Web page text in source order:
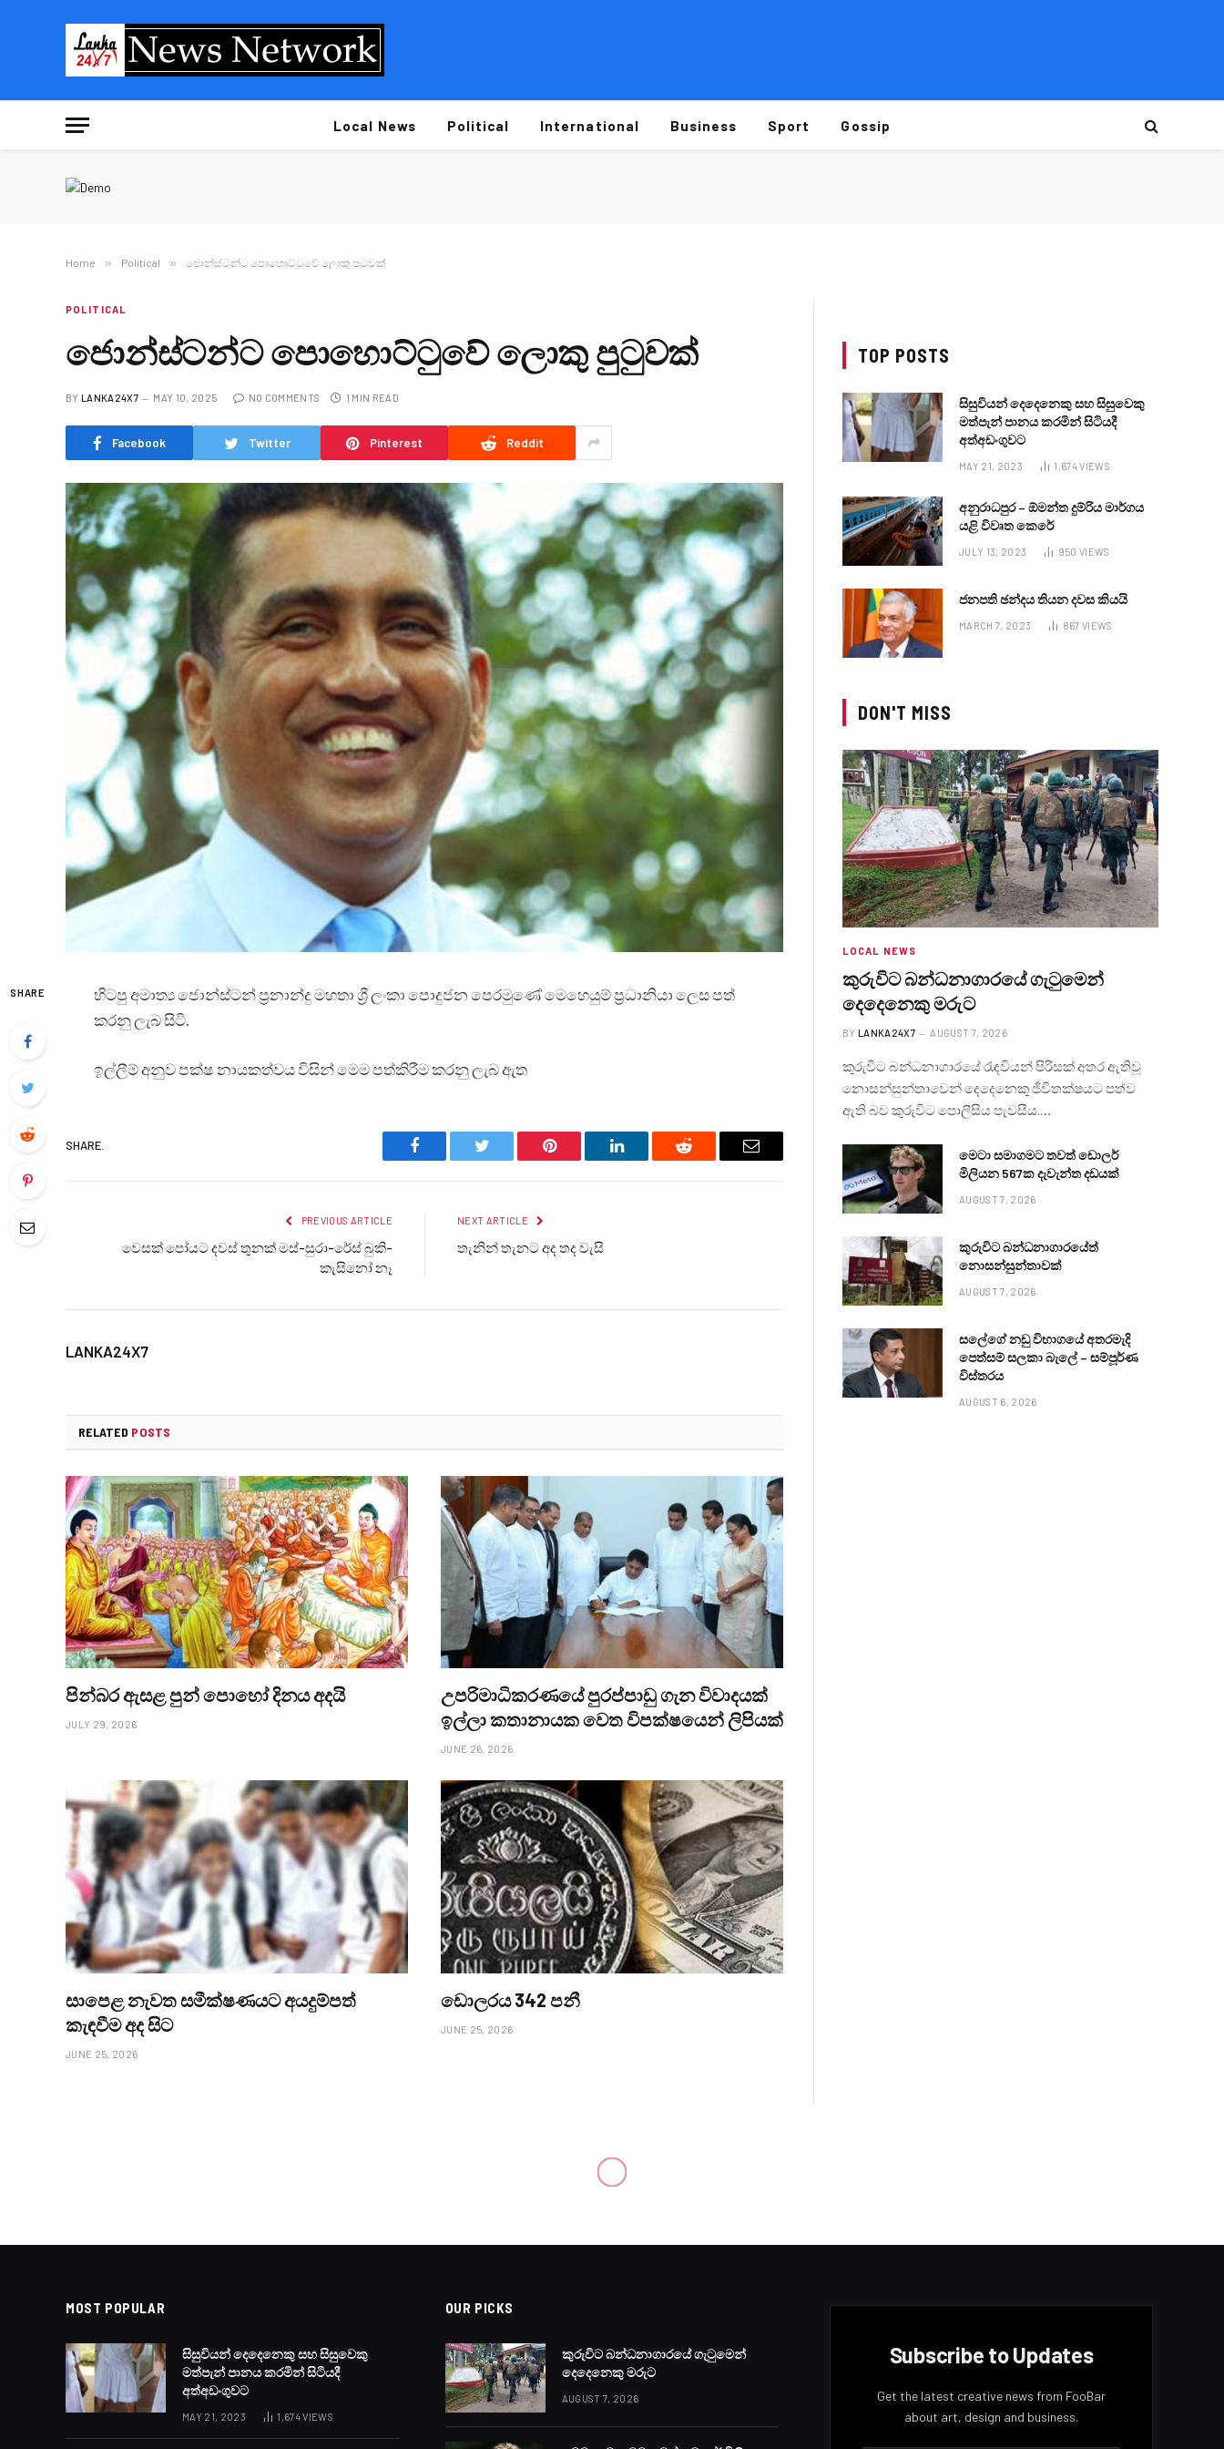
Local News Political International Business Sport Gossip
Home » Political » ජොන්ස්ටන්ට පොහොට්ටුවේ ලොකු පුටුවක්
POLITICAL
ජොන්ස්ටන්ට පොහොට්ටුවේ ලොකු පුටුවක්
BY LANKA24X7 MAY 10, 2025 NO COMMENTS 1 MIN READ
Facebook Twitter Pinterest Reddit
SHARE
හිටපු අමාත්‍ය ජොන්ස්ටන් ප්‍රනාන්දු මහතා ශ්‍රී ලංකා පොදුජන පෙරමුණේ මෙහෙයුම් ප්‍රධානියා ලෙස පත්
කරනු ලැබ සිටි.
ඉල්ලීම් අනුව පක්ෂ නායකත්වය විසින් මෙම පත්කිරීම කරනු ලැබ ඇත
SHARE.
Facebook Twitter Pinterest LinkedIn Reddit Email
PREVIOUS ARTICLE
වෙසක් පෝයට දවස් තුනක් මස්-සුරා-රේස් බුකි-
කැසිනෝ නෑ
NEXT ARTICLE
තැනින් තැනට අද තද වැසි
LANKA24X7
RELATED POSTS
පින්බර ඇසළ පුන් පොහෝ දිනය අදයි
JULY 29, 2026
උපරිමාධිකරණයේ පුරප්පාඩු ගැන විවාදයක්
ඉල්ලා කතානායක වෙත විපක්ෂයෙන් ලිපියක්
JUNE 26, 2026
සාපෙළ නැවත සමීක්ෂණයට අයදුම්පත්
කැඳවීම අද සිට
JUNE 25, 2026
ඩොලරය 342 පනී
JUNE 25, 2026
TOP POSTS
සිසුවියන් දෙදෙනෙකු සහ සිසුවෙකු
මත්පැන් පානය කරමින් සිටියදී
අත්අඩංගුවට
MAY 21, 2023 1,674VIEWS
අනුරාධපුර – ඕමන්ත දුම්රිය මාර්ගය
යළි විවෘත කෙරේ
JULY 13, 2023 950 VIEWS
ජනපති ඡන්දය තියන දවස කියයි
MARCH 7, 2023 867 VIEWS
DON'T MISS
LOCAL NEWS
කුරුවිට බන්ධනාගාරයේ ගැටුමෙන්
දෙදෙනෙකු මරුට
BY LANKA24X7 AUGUST 7, 2026
කුරුවිට බන්ධනාගාරයේ රැඳවියන් පිරිසක් අතර ඇතිවූ
නොසන්සුන්තාවෙන් දෙදෙනෙකු ජීවිතක්ෂයට පත්ව
ඇති බව කුරුවිට පොලීසිය පැවසීය.…
මෙටා සමාගමට තවත් ඩොලර්
මිලියන 567ක දැවැන්ත දඩයක්
AUGUST 7, 2026
කුරුවිට බන්ධනාගාරයේත්
නොසන්සුන්තාවක්
AUGUST 7, 2026
සලේගේ නඩු විභාගයේ අතරමැදි
පෙත්සම් සලකා බැලේ – සම්පූර්ණ
විස්තරය
AUGUST 6, 2026
MOST POPULAR
සිසුවියන් දෙදෙනෙකු සහ සිසුවෙකු
මත්පැන් පානය කරමින් සිටියදී
අත්අඩංගුවට
MAY 21, 2023 1,674VIEWS
OUR PICKS
කුරුවිට බන්ධනාගාරයේ ගැටුමෙන්
දෙදෙනෙකු මරුට
AUGUST 7, 2026
Subscribe to Updates
Get the latest creative news from FooBar
about art, design and business.